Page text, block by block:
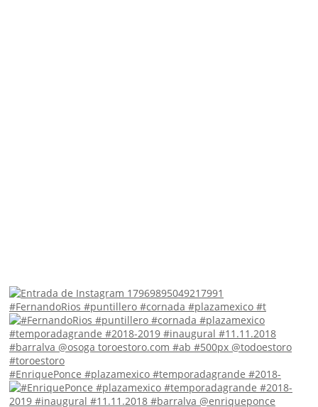
#FernandoRios #puntillero #cornada #plazamexico #t
#EnriquePonce #plazamexico #temporadagrande #2018-